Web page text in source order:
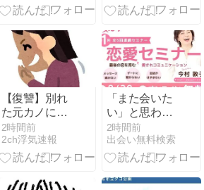
【復讐】別れ
た元カノに、
あることない
こと言いふら
された。DTだ
いとか、首絞
2時間前
2ch浮気速報
「また会いた
い」と思われ
る私に！40歳
からの恋とコ
ミュニケーシ
インで学んで
2時間前
出会い無料検索